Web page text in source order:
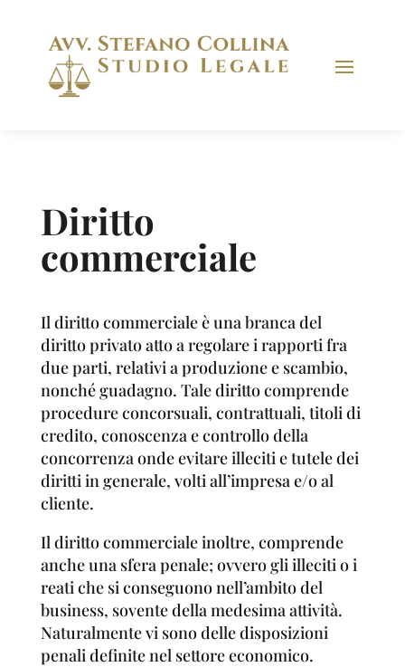
Diritto
commerciale
Il diritto commerciale è una branca del
diritto privato atto a regolare i rapporti fra
due parti, relativi a produzione e scambio,
nonché guadagno. Tale diritto comprende
procedure concorsuali, contrattuali, titoli di
credito, conoscenza e controllo della
concorrenza onde evitare illeciti e tutele dei
diritti in generale, volti all’impresa e/o al
cliente.
Il diritto commerciale inoltre, comprende
anche una sfera penale; ovvero gli illeciti o i
reati che si conseguono nell’ambito del
business, sovente della medesima attività.
Naturalmente vi sono delle disposizioni
penali definite nel settore economico.